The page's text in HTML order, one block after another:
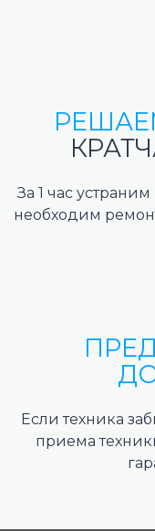
За 1 час
необходим
Если техника
приема